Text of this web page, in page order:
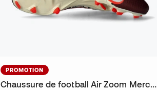
PROMOTION
Chaussure de football Air Zoom Mercurial Vapor 16 Academy FG/MG